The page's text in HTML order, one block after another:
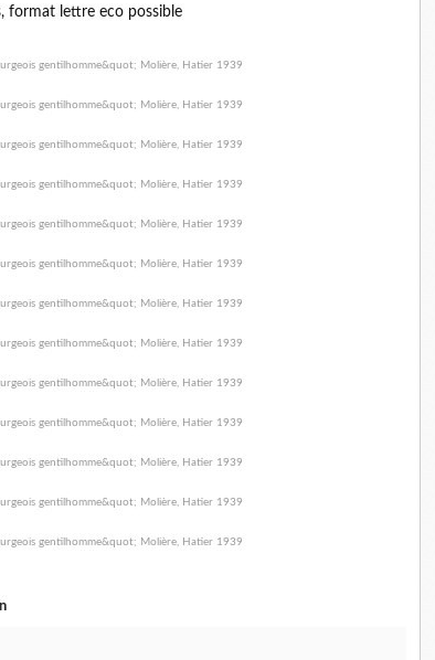
format lettre eco possible